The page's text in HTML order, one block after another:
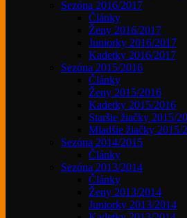
Sezóna 2016/2017
Články
Ženy 2016/2017
Juniorky 2016/2017
Kadetky 2016/2017
Sezóna 2015/2016
Články
Ženy 2015/2016
Kadetky 2015/2016
Staršie žiačky 2015/
Mladšie žiačky 2015/
Sezóna 2014/2015
Články
Sezóna 2013/2014
Články
Ženy 2013/2014
Juniorky 2013/2014